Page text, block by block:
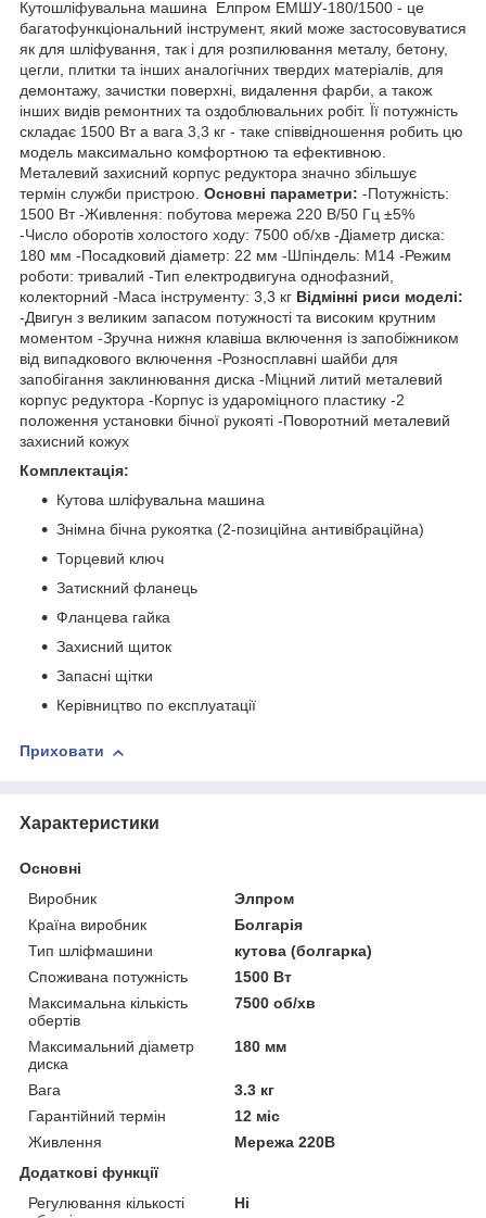
Кутошліфувальна машина Елпром ЕМШУ-180/1500 - це
багатофункціональний інструмент, який може застосовуватися
як для шліфування, так і для розпилювання металу, бетону,
цегли, плитки та інших аналогічних твердих матеріалів, для
демонтажу, зачистки поверхні, видалення фарби, а також
інших видів ремонтних та оздоблювальних робіт. Її потужність
складає 1500 Вт а вага 3,3 кг - таке співвідношення робить цю
модель максимально комфортною та ефективною.
Металевий захисний корпус редуктора значно збільшує
термін служби пристрою. Основні параметри: -Потужність:
1500 Вт -Живлення: побутова мережа 220 В/50 Гц ±5%
-Число оборотів холостого ходу: 7500 об/хв -Діаметр диска:
180 мм -Посадковий діаметр: 22 мм -Шпіндель: M14 -Режим
роботи: тривалий -Тип електродвигуна однофазний,
колекторний -Маса інструменту: 3,3 кг Відмінні риси моделі:
-Двигун з великим запасом потужності та високим крутним
моментом -Зручна нижня клавіша включення із запобіжником
від випадкового включення -Розносплавні шайби для
запобігання заклинювання диска -Міцний литий металевий
корпус редуктора -Корпус із удароміцного пластику -2
положення установки бічної рукояті -Поворотний металевий
захисний кожух
Комплектація:
Кутова шліфувальна машина
Знімна бічна рукоятка (2-позиційна антивібраційна)
Торцевий ключ
Затискний фланець
Фланцева гайка
Захисний щиток
Запасні щітки
Керівництво по експлуатації
Приховати
Характеристики
Основні
Виробник
Элпром
Країна виробник
Болгарія
Тип шліфмашини
кутова (болгарка)
Споживана потужність
1500 Вт
Максимальна кількість
обертів
7500 об/хв
Максимальний діаметр
диска
180 мм
Вага
3.3 кг
Гарантійний термін
12 міс
Живлення
Мережа 220В
Додаткові функції
Регулювання кількості
Ні